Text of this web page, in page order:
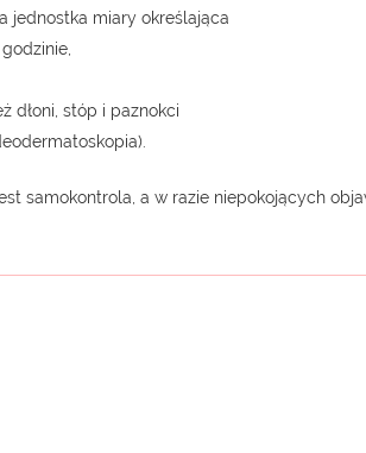
jednostka miary określająca
dłoni, stóp i paznokci
samokontrola, a w razie niepokojących